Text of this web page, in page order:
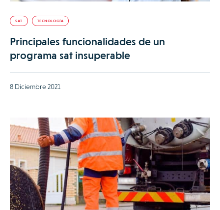
SAT TECNOLOGÍA
Principales funcionalidades de un
programa sat insuperable
8 Diciembre 2021